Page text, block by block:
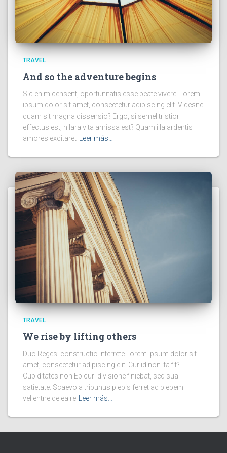
TRAVEL
And so the adventure begins
Sic enim censent, oportunitatis esse beate vivere. Lorem
ipsum dolor sit amet, consectetur adipiscing elit. Videsne
quam sit magna dissensio? Ergo, si semel tristior
effectus est, hilara vita amissa est? Quam illa ardentis
amores excitaret Leer más…
TRAVEL
We rise by lifting others
Duo Reges: constructio interrete Lorem ipsum dolor sit
amet, consectetur adipiscing elit. Cur id non ita fit?
Cupiditates non Epicuri divisione finiebat, sed sua
satietate. Scaevola tribunus plebis ferret ad plebem
vellentne de ea re
Leer más…